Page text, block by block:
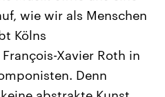
aus
Aktuelle Beiträge,
Hintergründe
Wirtschaftlich und
gehören die Vereinigten
den mächtigsten Ländern
mit großem Einfluss auf
wie wir als Menschen
Kölns
Xavier Roth in
Denn